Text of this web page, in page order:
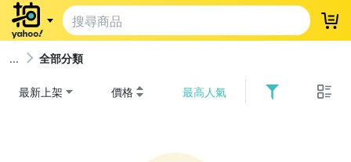
登
全部分類
最新上架 價格 最高人氣